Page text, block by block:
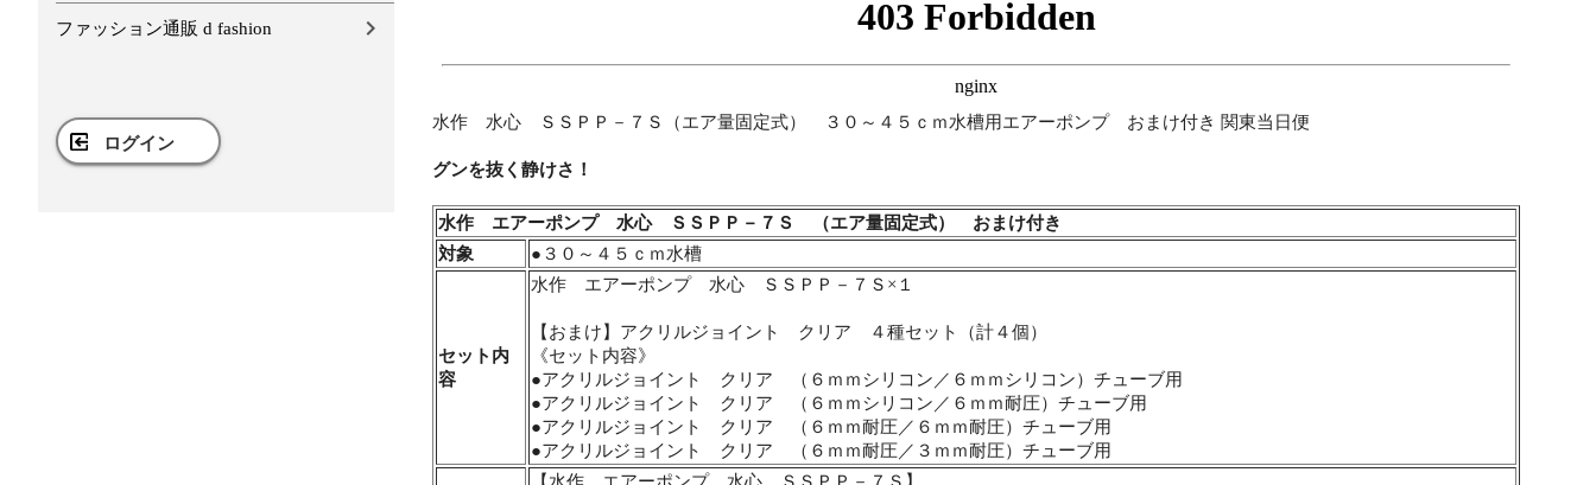
ファッション通販 d fashion
ログイン
水作 水心 ＳＳＰＰ－７Ｓ（エア量固定式） ３０～４５ｃｍ水槽用エアーポンプ おまけ付き 関東当日便
グンを抜く静けさ！
水作 エアーポンプ 水心 ＳＳＰＰ－７Ｓ （エア量固定式） おまけ付き
対象
●３０～４５ｃｍ水槽
セット内
容
水作 エアーポンプ 水心 ＳＳＰＰ－７Ｓ×１
【おまけ】アクリルジョイント クリア ４種セット（計４個）
《セット内容》
●アクリルジョイント クリア （６ｍｍシリコン／６ｍｍシリコン）チューブ用
●アクリルジョイント クリア （６ｍｍシリコン／６ｍｍ耐圧）チューブ用
●アクリルジョイント クリア （６ｍｍ耐圧／６ｍｍ耐圧）チューブ用
●アクリルジョイント クリア （６ｍｍ耐圧／３ｍｍ耐圧）チューブ用
【水作 エアーポンプ 水心 ＳＳＰＰ－７Ｓ】